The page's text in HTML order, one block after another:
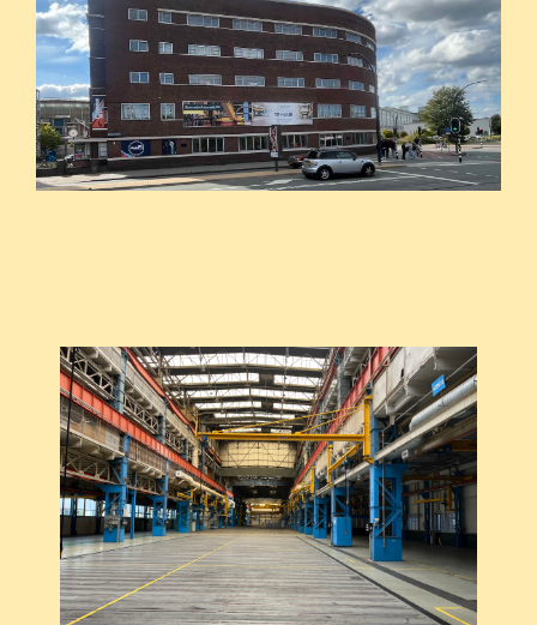
Home
Exposanten
2026
Archief
Doe mee
Bezoekers
Parking
Over ons
Art Brut
Nieuws